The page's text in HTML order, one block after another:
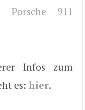
Porsche 911
Infos zum
es: hier.